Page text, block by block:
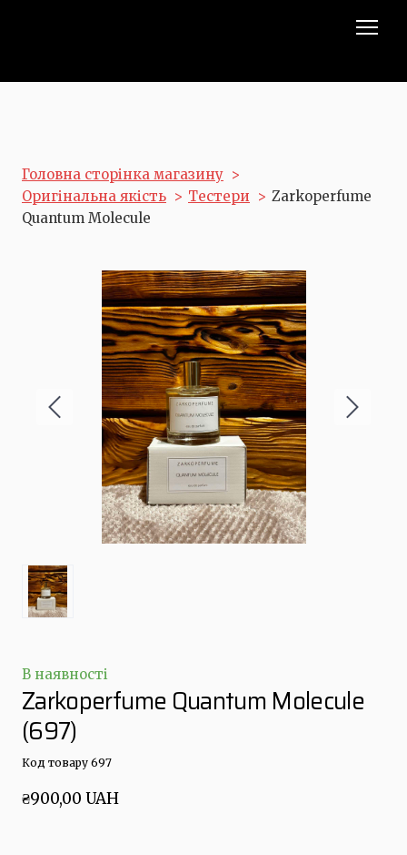
Головна сторінка магазину
Оригінальна якість
Тестери
Zarkoperfume
Quantum Molecule
В наявності
Zarkoperfume Quantum Molecule
(697)
Код товару 697
₴900,00 UAH